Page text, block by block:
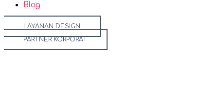
Blog
LAYANAN DESIGN
PARTNER KORPORAT